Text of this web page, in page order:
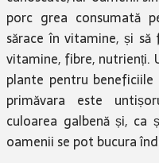
porc grea consumată
sărace în vitamine, și
vitamine, fibre, nutrienți.
plante pentru
primăvara este
culoarea galbenă și,
oamenii se pot bucura